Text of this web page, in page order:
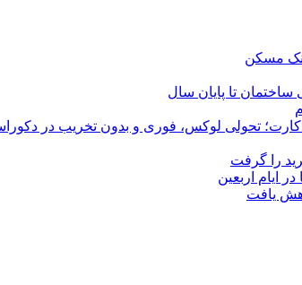
دکارت؛ تحولی لوکس، فوری و بدون تخریب در
را گرفت
ایام اربعین
یافت